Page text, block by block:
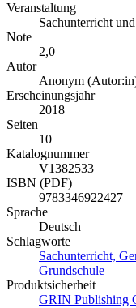
Veranstaltung
Sachunterricht
Note
2,0
Autor
Anonym
Erscheinungsjahr
2018
Seiten
10
Katalognummer
V1382533
ISBN (PDF)
9783346922427
Sprache
Deutsch
Schlagworte
Sachunterricht,
Grundschule
Produktsicherheit
GRIN Publishing